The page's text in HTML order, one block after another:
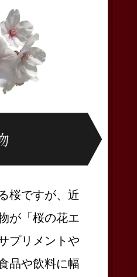
桜ですが、近
が「桜の花エ
プリメントや
品や飲料に幅